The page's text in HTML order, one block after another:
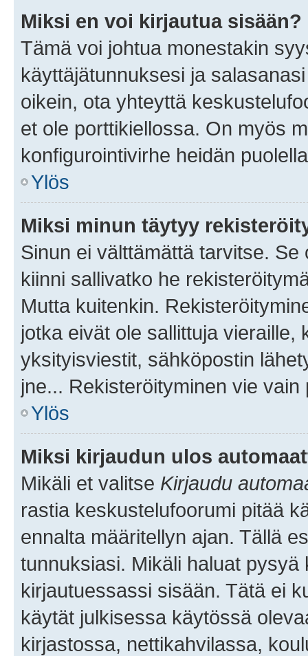
Miksi en voi kirjautua sisään?
Tämä voi johtua monestakin
käyttäjätunnuksesi ja
oikein, ota yhteyttä
et ole porttikiellossa. On myös
konfigurointivirhe heidän
Ylös
Miksi minun täytyy
Sinun ei välttämättä tarvitse.
kiinni sallivatko he
Mutta kuitenkin.
jotka eivät ole sallittuja vieraille,
yksityisviestit, sähköpostin
jne... Rekisteröityminen vie
Ylös
Miksi kirjaudun ulos
Mikäli et valitse Kirjaudu
rastia keskustelufoorumi pitää
ennalta määritellyn ajan. Tällä
tunnuksiasi. Mikäli haluat
kirjautuessassi sisään. Tätä ei
käytät julkisessa käytössä
kirjastossa, nettikahvilassa,